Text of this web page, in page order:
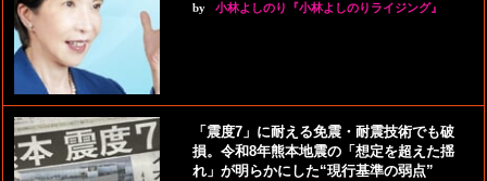
by 小林よしのり『小林よしのりライジング』
「震度7」に耐える免震・耐震技術でも破
損。令和8年熊本地震の「想定を超えた揺
れ」が明らかにした“現行基準の弱点”